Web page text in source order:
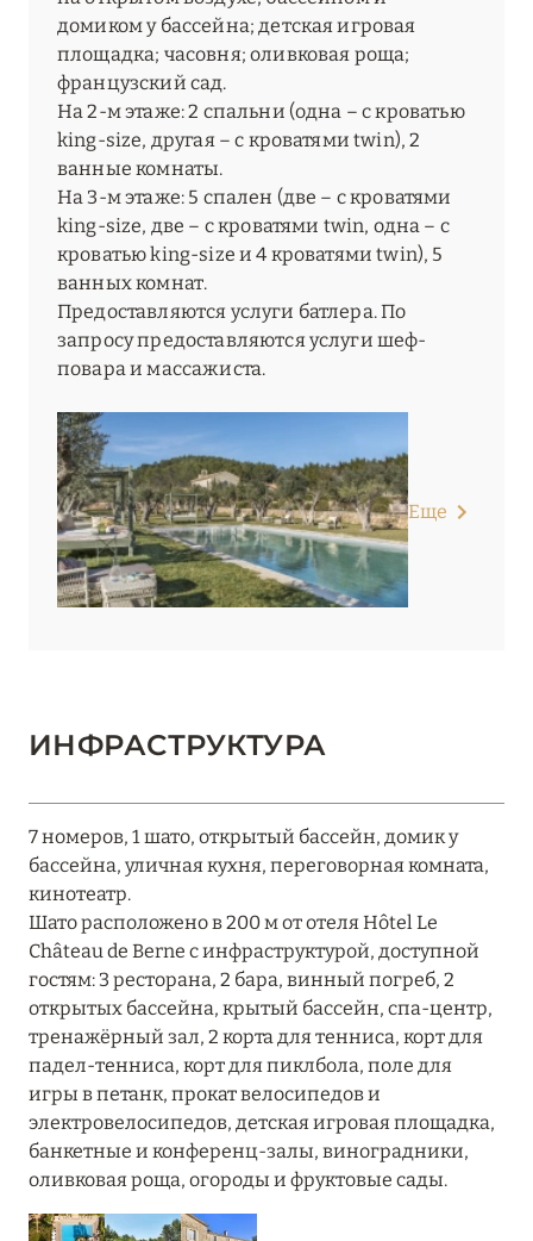
домиком у бассейна; детская игровая
площадка; часовня; оливковая роща;
французский сад.
На 2-м этаже: 2 спальни (одна – с кроватью
king-size, другая – с кроватями twin), 2
ванные комнаты.
На 3-м этаже: 5 спален (две – с кроватями
king-size, две – с кроватями twin, одна – с
кроватью king-size и 4 кроватями twin), 5
ванных комнат.
Предоставляются услуги батлера. По
запросу предоставляются услуги шеф-
повара и массажиста.
Еще
ИНФРАСТРУКТУРА
7 номеров, 1 шато, открытый бассейн, домик у
бассейна, уличная кухня, переговорная комната,
кинотеатр.
Шато расположено в 200 м от отеля Hôtel Le
Château de Berne с инфраструктурой, доступной
гостям: 3 ресторана, 2 бара, винный погреб, 2
открытых бассейна, крытый бассейн, спа-центр,
тренажёрный зал, 2 корта для тенниса, корт для
падел-тенниса, корт для пиклбола, поле для
игры в петанк, прокат велосипедов и
электровелосипедов, детская игровая площадка,
банкетные и конференц-залы, виноградники,
оливковая роща, огороды и фруктовые сады.